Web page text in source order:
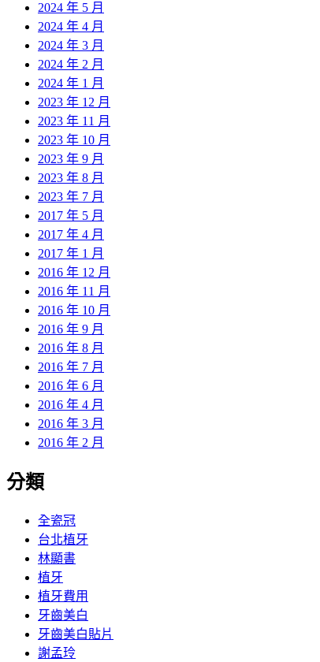
2024 年 5 月
2024 年 4 月
2024 年 3 月
2024 年 2 月
2024 年 1 月
2023 年 12 月
2023 年 11 月
2023 年 10 月
2023 年 9 月
2023 年 8 月
2023 年 7 月
2017 年 5 月
2017 年 4 月
2017 年 1 月
2016 年 12 月
2016 年 11 月
2016 年 10 月
2016 年 9 月
2016 年 8 月
2016 年 7 月
2016 年 6 月
2016 年 4 月
2016 年 3 月
2016 年 2 月
分類
全瓷冠
台北植牙
林顯書
植牙
植牙費用
牙齒美白
牙齒美白貼片
謝孟玲